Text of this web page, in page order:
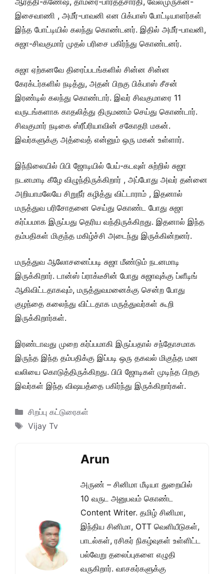
இசைவாணி , அமீர்-பாவனி என பிக்பாஸ் போட்டியாளர்கள்
இந்த போட்டியில் கலந்து கொண்டனர். இதில் அமீர்-பாவனி,
சுஜா-சிவகுமார் முதல் பரிசை பகிர்ந்து கொண்டனர்.
சுஜா ஏற்கனவே திரைப்படங்களில் சின்ன சின்ன
கேரக்டர்களில் நடித்து, அதன் பிறகு பிக்பாஸ் சீசன்
இரண்டில் கலந்து கொண்டார். இவர் சிவகுமாரை 11
வருடங்களாக காதலித்து திருமணம் செய்து கொண்டார்.
சிவகுமார் நடிகை ஸ்ரீப்ரியாவின் சகோதரி மகன்.
இவர்களுக்கு அத்வைத் என்னும் ஒரு மகன் உள்ளார்.
இந்நிலையில் பிபி ஜோடியில் பேய்-கடவுள் சுற்றில் சுஜா
நடனமாடி கீழே விழுந்திருக்கிறார் , அப்போது அவர் தன்னை
அறியாமலேயே சிறுநீர் கழித்து விட்டாராம் , இதனால்
மருத்துவ பரிசோதனை செய்து கொண்ட போது சுஜா
கர்ப்பமாக இருப்பது தெரிய வந்திருக்கிறது. இதனால் இந்த
தம்பதிகள் மிகுந்த மகிழ்ச்சி அடைந்து இருக்கின்றனர்.
மருத்துவ ஆலோசனைப்படி சுஜா மீண்டும் நடனமாடி
இருக்கிறார். டான்ஸ் ப்ராக்டீசின் போது சுஜாவுக்கு ப்ளீடிங்
ஆகிவிட்டதாகவும், மருத்துவமனைக்கு சென்ற போது
குழந்தை கலைந்து விட்டதாக மருத்துவர்கள் கூறி
இருக்கிறார்கள்.
இரண்டாவது முறை கர்ப்பமாகி இருப்பதால் சந்தோசமாக
இருந்த இந்த தம்பதிக்கு இப்படி ஒரு தகவல் மிகுந்த மன
வலியை கொடுத்திருக்கிறது. பிபி ஜோடிகள் முடிந்த பிறகு
இவர்கள் இந்த விஷயத்தை பகிர்ந்து இருக்கிறார்கள்.
Categories
சிறப்பு கட்டுரைகள்
Tags
Vijay Tv
Arun
அருண் – சினிமா மீடியா துறையில்
10 வருட அனுபவம் கொண்ட
Content Writer. தமிழ் சினிமா,
இந்திய சினிமா, OTT வெளியீடுகள்,
பாடல்கள், ரசிகர் நிகழ்வுகள் உள்ளிட்ட
பல்வேறு தலைப்புகளை எழுதி
வருகிறார். வாசகர்களுக்கு